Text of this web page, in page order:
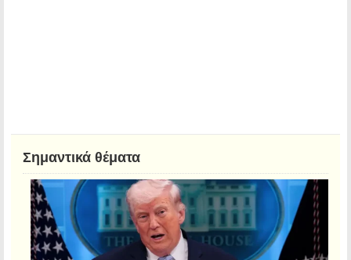
Σημαντικά θέματα